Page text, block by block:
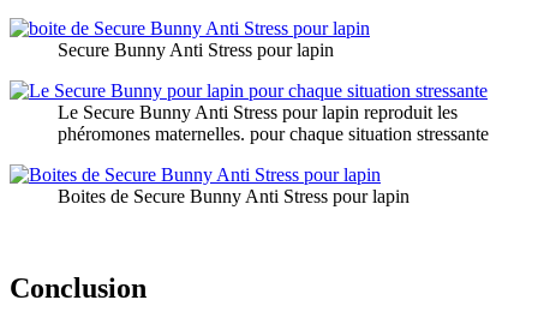
Secure Bunny Anti Stress pour lapin
Le Secure Bunny Anti Stress pour lapin reproduit les
phéromones maternelles. pour chaque situation stressante
Boites de Secure Bunny Anti Stress pour lapin
Conclusion